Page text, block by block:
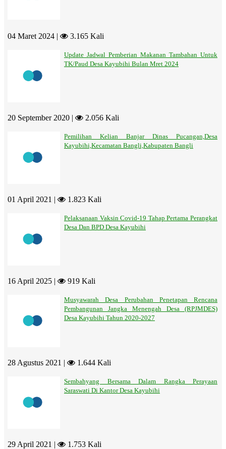
04 Maret 2024 | 3.165 Kali
Update Jadwal Pemberian Makanan Tambahan Untuk
TK/Paud Desa Kayubihi Bulan Mret 2024
20 September 2020 | 2.056 Kali
Pemilihan Kelian Banjar Dinas Pucangan,Desa
Kayubihi,Kecamatan Bangli,Kabupaten Bangli
01 April 2021 | 1.823 Kali
Pelaksanaan Vaksin Covid-19 Tahap Pertama Perangkat
Desa Dan BPD Desa Kayubihi
16 April 2025 | 919 Kali
Musyawarah Desa Perubahan Penetapan Rencana
Pembangunan Jangka Menengah Desa (RPJMDES)
Desa Kayubihi Tahun 2020-2027
28 Agustus 2021 | 1.644 Kali
Sembahyang Bersama Dalam Rangka Perayaan
Saraswati Di Kantor Desa Kayubihi
29 April 2021 | 1.753 Kali